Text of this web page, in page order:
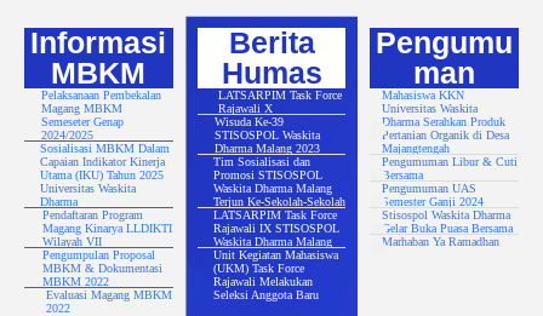
Informasi
MBKM
Pelaksanaan Pembekalan
Magang MBKM
Semeseter Genap
2024/2025
Sosialisasi MBKM Dalam
Capaian Indikator Kinerja
Utama (IKU) Tahun 2025
Universitas Waskita
Dharma
Pendaftaran Program
Magang Kinarya LLDIKTI
Wilayah VII
Pengumpulan Proposal
MBKM & Dokumentasi
MBKM 2022
Evaluasi Magang MBKM
2022
Berita
Humas
LATSARPIM Task Force
Rajawali X
Wisuda Ke-39
STISOSPOL Waskita
Dharma Malang 2023
Tim Sosialisasi dan
Promosi STISOSPOL
Waskita Dharma Malang
Terjun Ke-Sekolah-Sekolah
LATSARPIM Task Force
Rajawali IX STISOSPOL
Waskita Dharma Malang
Unit Kegiatan Mahasiswa
(UKM) Task Force
Rajawali Melakukan
Seleksi Anggota Baru
Pengumu
man
Mahasiswa KKN
Universitas Waskita
Dharma Serahkan Produk
Pertanian Organik di Desa
Majangtengah
Pengumuman Libur & Cuti
Bersama
Pengumuman UAS
Semester Ganji 2024
Stisospol Waskita Dharma
Gelar Buka Puasa Bersama
Marhaban Ya Ramadhan